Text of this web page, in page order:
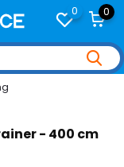
0 0
- 400 cm